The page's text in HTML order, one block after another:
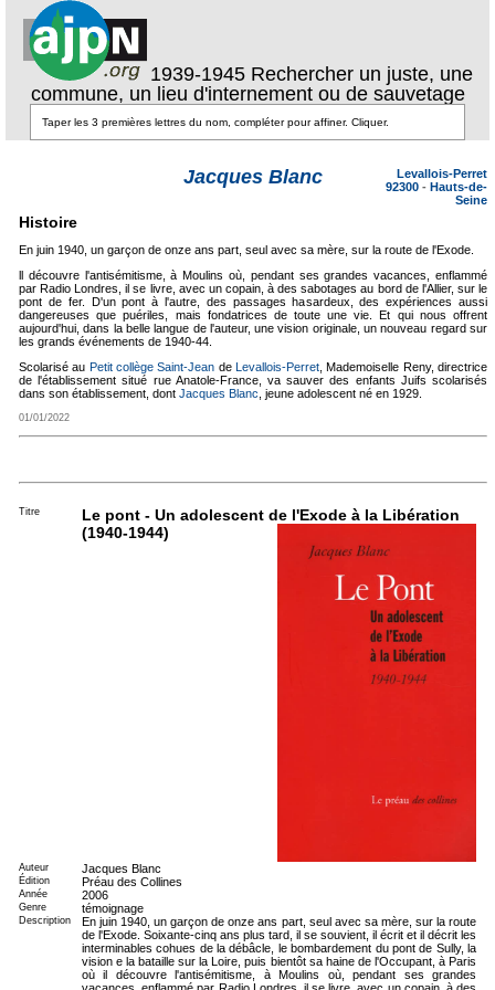
1939-1945 Rechercher un juste, une
commune, un lieu d'internement ou de sauvetage
Jacques Blanc
Levallois-Perret
92300 - Hauts-de-
Seine
Histoire
En juin 1940, un garçon de onze ans part, seul avec sa mère, sur la route de l'Exode.
ll découvre l'antisémitisme, à Moulins où, pendant ses grandes vacances, enflammé
par Radio Londres, il se livre, avec un copain, à des sabotages au bord de l'Allier, sur le
pont de fer. D'un pont à l'autre, des passages hasardeux, des expériences aussi
dangereuses que puériles, mais fondatrices de toute une vie. Et qui nous offrent
aujourd'hui, dans la belle langue de l'auteur, une vision originale, un nouveau regard sur
les grands événements de 1940-44.
Scolarisé au Petit collège Saint-Jean deLevallois-Perret , Mademoiselle Reny, directrice
de l'établissement situé rue Anatole-France, va sauver des enfants Juifs scolarisés
dans son établissement, dont Jacques Blanc , jeune adolescent né en 1929.
01/01/2022
Titre
Le pont - Un adolescent de l'Exode à la Libération
(1940-1944)
Auteur Jacques Blanc
Édition Préau des Collines
Année 2006
Genre témoignage
Description
En juin 1940, un garçon de onze ans part, seul avec sa mère, sur la route
de l'Exode. Soixante-cinq ans plus tard, il se souvient, il écrit et il décrit les
interminables cohues de la débâcle, le bombardement du pont de Sully, la
vision e la bataille sur la Loire, puis bientôt sa haine de l'Occupant, à Paris
où il découvre l'antisémitisme, à Moulins où, pendant ses grandes
vacances, enflammé par Radio Londres, il se livre, avec un copain, à des